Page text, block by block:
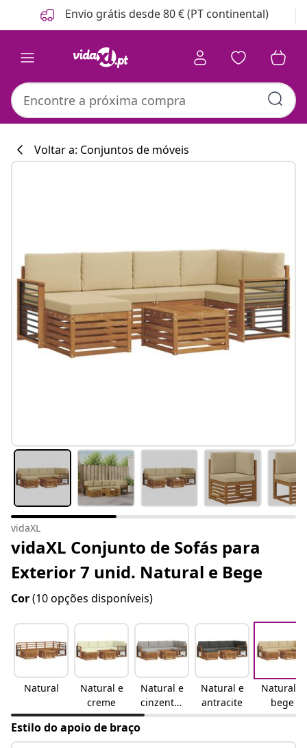
Anterior
Seguinte Envio grátis desde 80 € (PT continental)
Voltar a: Conjuntos de móveis
vidaXL
vidaXL Conjunto de Sofás para
Exterior 7 unid. Natural e Bege
Cor(10 opções disponíveis)
Natural
Natural e
creme
Natural e
cinzento-
claro
Natural e
antracite
Natural e
bege
Estilo do apoio de braço